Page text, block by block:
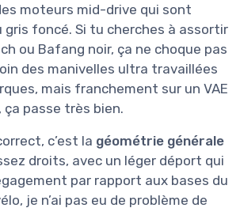
moteurs mid-drive qui sont
gris foncé. Si tu cherches à assortir
ou Bafang noir, ça ne choque pas
des manivelles ultra travaillées
mais franchement sur un VAE
passe très bien.
c’est la géométrie générale
droits, avec un léger déport qui
par rapport aux bases du
je n’ai pas eu de problème de